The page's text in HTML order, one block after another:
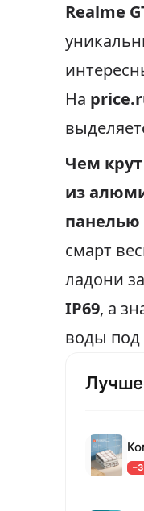
Realme
На
Чем
из
панелью
смарт
ладони
IP69, а
воды